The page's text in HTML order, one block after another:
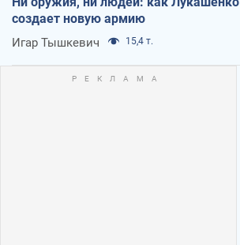
создает новую армию
Игар Тышкевич 15,4 т.